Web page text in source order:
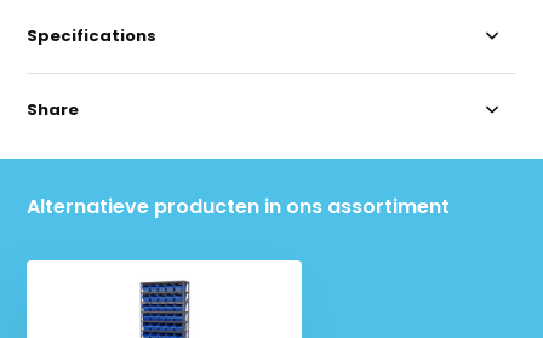
Specifications
Share
Alternatieve producten in ons assortiment